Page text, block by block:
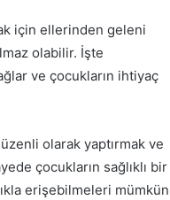
için ellerinden geleni
olabilir. İşte
ve çocukların ihtiyaç
olarak yaptırmak ve
çocukların sağlıklı bir
erişebilmeleri mümkün